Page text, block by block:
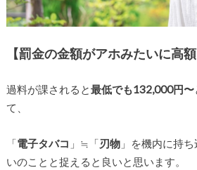
【罰金の金額がアホみたいに高額
過料が課されると最低でも132,000円〜
て、
「電子タバコ 」≒「刃物」を機内に持
いのことと捉えると良いと思います。